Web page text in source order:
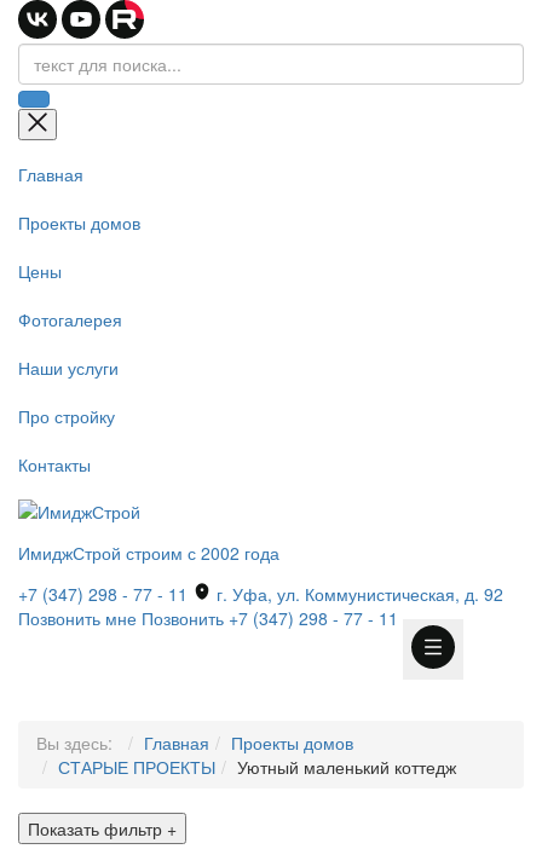
Главная
Проекты домов
Цены
Фотогалерея
Наши услуги
Про стройку
Контакты
ИмиджСтрой строим с 2002 года
+7 (347) 298 - 77 - 11
г. Уфа, ул. Коммунистическая, д. 92
Позвонить мне Позвонить +7 (347) 298 - 77 - 11
Вы здесь: Главная
Проекты домов
СТАРЫЕ ПРОЕКТЫ
Уютный маленький коттедж
Показать фильтр +